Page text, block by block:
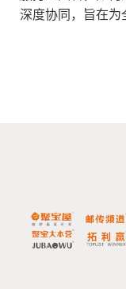
深度协同，旨在为